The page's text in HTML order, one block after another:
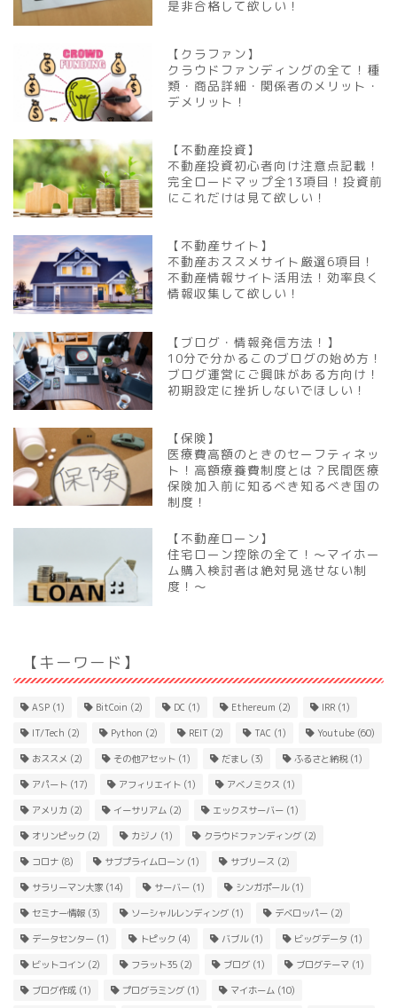
是非合格して欲しい！
【クラファン】
クラウドファンディングの全て！種
類・商品詳細・関係者のメリット・
デメリット！
【不動産投資】
不動産投資初心者向け注意点記載！
完全ロードマップ全13項目！投資前
にこれだけは見て欲しい！
【不動産サイト】
不動産おススメサイト厳選6項目！
不動産情報サイト活用法！効率良く
情報収集して欲しい！
【ブログ・情報発信方法！】
10分で分かるこのブログの始め方！
ブログ運営にご興味がある方向け！
初期設定に挫折しないでほしい！
【保険】
医療費高額のときのセーフティネッ
ト！高額療養費制度とは？民間医療
保険加入前に知るべき知るべき国の
制度！
【不動産ローン】
住宅ローン控除の全て！～マイホー
ム購入検討者は絶対見逃せない制
度！～
【キーワード】
ASP (1) BitCoin (2) DC (1) Ethereum (2) IRR (1)
IT/Tech (2) Python (2) REIT (2) TAC (1) Youtube (60)
おススメ (2) その他アセット (1) だまし (3) ふるさと納税(1)
アパート (17) アフィリエイト (1) アベノミクス (1)
アメリカ (2) イーサリアム (2) エックスサーバー (1)
オリンピック (2) カジノ (1) クラウドファンディング (2)
コロナ (8) サブプライムローン (1) サブリース (2)
サラリーマン大家 (14) サーバー (1) シンガポール(1)
セミナー情報 (3) ソーシャルレンディング (1) デベロッパー (2)
データセンター (1) トピック (4) バブル(1) ビッグデータ (1)
ビットコイン (2) フラット35 (2) ブログ (1) ブログテーマ (1)
ブログ作成 (1) プログラミング (1) マイホーム (10)